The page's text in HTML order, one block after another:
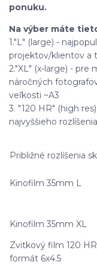
ponuku.
Na výber máte
1."L" (large) -
projektov/klientov a
2."XL" (x-large) - pre
náročných
veľkosti ~A3
3. "120 HR" (high
najvyššieho rozlíšenia
Približné rozlíšenia
Kinofilm 35mm L
Kinofilm 35mm XL
Zvitkový film 120 HR
formát 6x4.5